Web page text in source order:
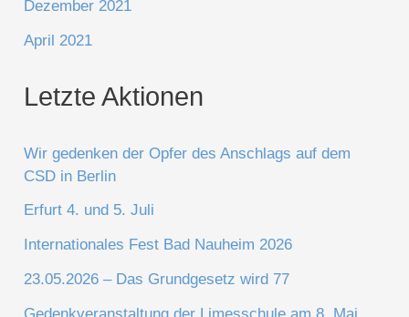
Dezember 2021
April 2021
Letzte Aktionen
Wir gedenken der Opfer des Anschlags auf dem
CSD in Berlin
Erfurt 4. und 5. Juli
Internationales Fest Bad Nauheim 2026
23.05.2026 – Das Grundgesetz wird 77
Gedenkveranstaltung der Limesschule am 8. Mai